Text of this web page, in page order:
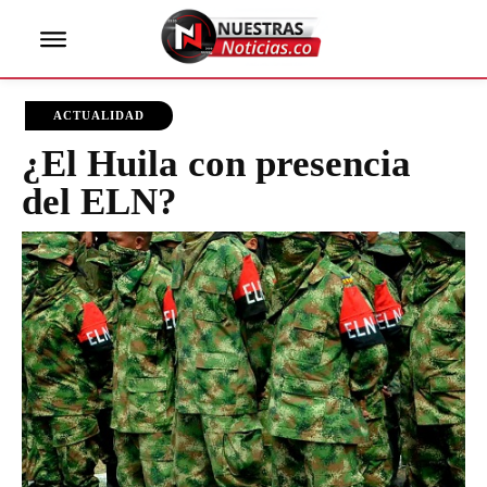
ACTUALIDAD
¿El Huila con presencia
del ELN?